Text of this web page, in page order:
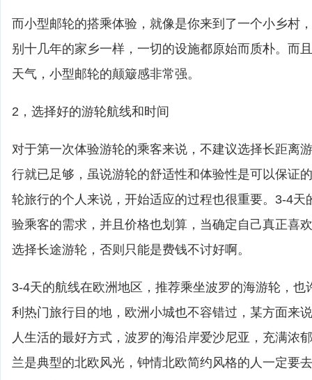
而小型邮轮的搭乘体验，就像是你来到了一个小乡村
别十几年的家乡一样，一切的设施都原始而质朴。而
天气，小型邮轮的颠簸感非常强。
2，选择好的游轮航线和时间
对于第一次体验游轮的乘客来说，不建议选择长距离
行就已足够，虽说游轮的舒适性和体验性是可以保证
轮旅行的个人来说，开始适应的过程也很重要。3-4天
验乘客的需求，并且价格也划算，当确定自己真正喜
选择长途游轮，否则只能是费钱不讨好啊。
3-4天的航线在欧洲地区，推荐乘坐波罗的海游轮，也
利热门旅行目的地，欧洲小城也不容错过，某方面来
人生活的最好方式，波罗的海沿岸爱沙尼亚，充满浓
兰是典型的北欧风光，钟情北欧简约风格的人一定要